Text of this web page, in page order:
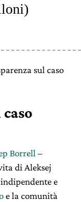
sul caso
Borrell –
di Aleksej
e
e la comunità